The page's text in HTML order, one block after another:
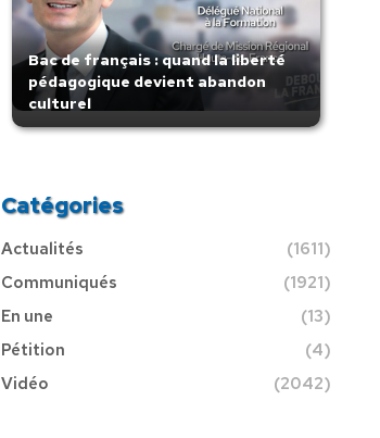
Bac de français : quand la liberté
pédagogique devient abandon
culturel
Catégories
Actualités
(1611)
Communiqués
(1921)
En une
(13)
Pétition
(4)
Vidéo
(2042)